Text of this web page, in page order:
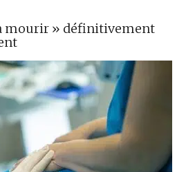
mourir » définitivement